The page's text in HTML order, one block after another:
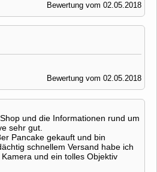
Bewertung vom 02.05.2018
Bewertung vom 02.05.2018
und die Informationen rund um
sehr gut.
Pancake gekauft und bin
schnellem Versand habe ich
und ein tolles Objektiv